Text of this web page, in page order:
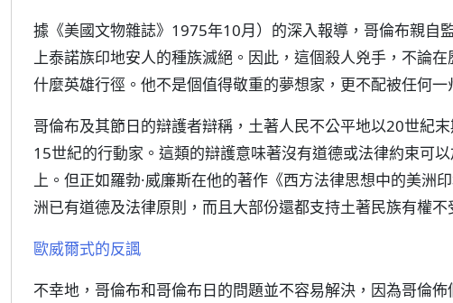
據《美國文物雜誌》1975年10月）的深入報導，哥倫布親自
上泰諾族印地安人的種族滅絕。因此，這個殺人兇手，不論
什麼英雄行徑。他不是個值得敬重的夢想家，更不配被任何
哥倫布及其節日的辯護者辯稱，土著人民不公平地以20世紀
15世紀的行動家。這類的辯護意味著沒有道德或法律約束可
上。但正如羅勃·威廉斯在他的著作《西方法律思想中的美洲
洲已有道德及法律原則，而且大部份還都支持土著民族有權不
歐威爾式的反諷
不幸地，哥倫布和哥倫布日的問題並不容易解決，因為哥倫